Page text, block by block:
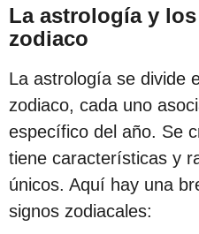
o
s
e
s
d
e
l
a
La astrología y
zodiaco
La astrología se divide
zodiaco, cada uno
específico del año. Se
tiene características y
únicos. Aquí hay una
signos zodiacales: